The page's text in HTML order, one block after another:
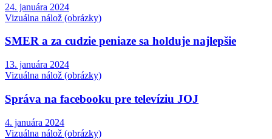
24. januára 2024
Vizuálna nálož (obrázky)
SMER a za cudzie peniaze sa holduje najlepšie
13. januára 2024
Vizuálna nálož (obrázky)
Správa na facebooku pre televíziu JOJ
4. januára 2024
Vizuálna nálož (obrázky)